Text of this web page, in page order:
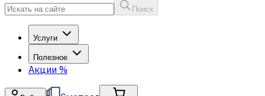
Поиск
Услуги
Полезное
Акции %